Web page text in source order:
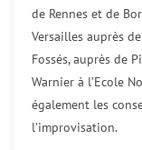
de Rennes et de
Versailles auprès
Fossés, auprès de
Warnier à l’Ecole
également les
l’improvisation.